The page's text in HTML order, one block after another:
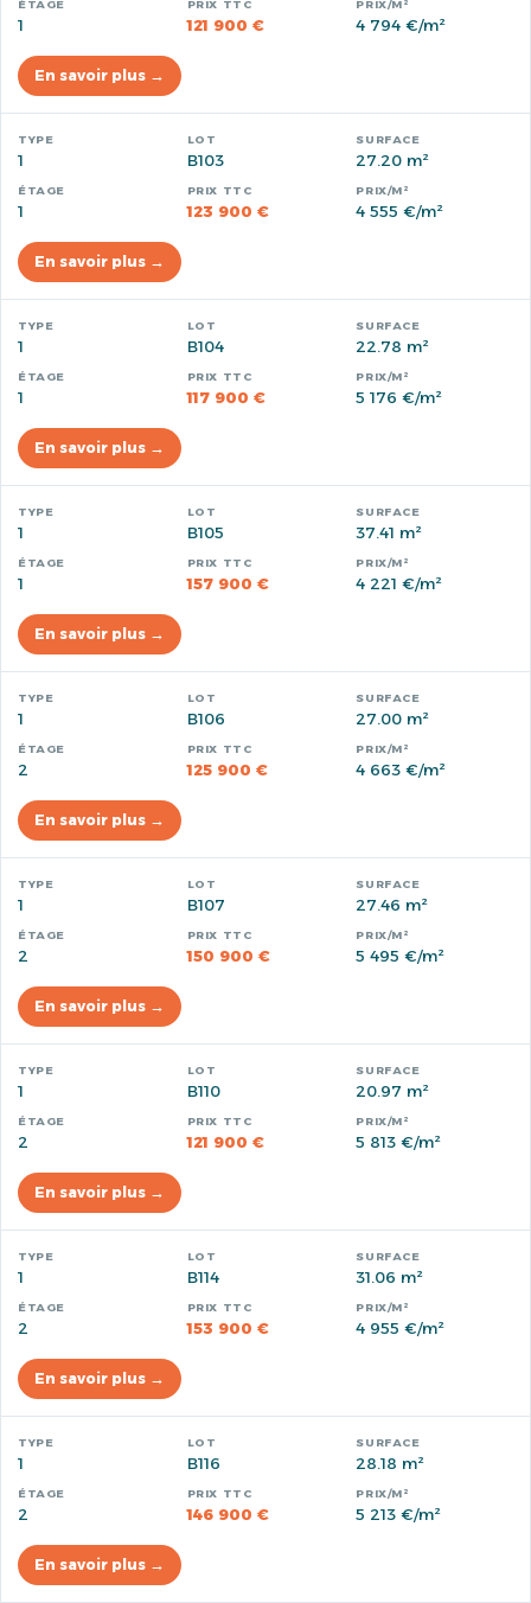
1 121 900 € 4 794 €/m²
En savoir plus →
1 B103 27.20 m²
1 123 900 € 4 555 €/m²
En savoir plus →
1 B104 22.78 m²
1 117 900 € 5 176 €/m²
En savoir plus →
1 B105 37.41 m²
1 157 900 € 4 221 €/m²
En savoir plus →
1 B106 27.00 m²
2 125 900 € 4 663 €/m²
En savoir plus →
1 B107 27.46 m²
2 150 900 € 5 495 €/m²
En savoir plus →
1 B110 20.97 m²
2 121 900 € 5 813 €/m²
En savoir plus →
1 B114 31.06 m²
2 153 900 € 4 955 €/m²
En savoir plus →
1 B116 28.18 m²
2 146 900 € 5 213 €/m²
En savoir plus →